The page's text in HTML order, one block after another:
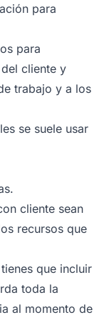
para
para
cliente y
trabajo y a los
se suele usar
cliente sean
recursos que
que incluir
toda la
al momento de